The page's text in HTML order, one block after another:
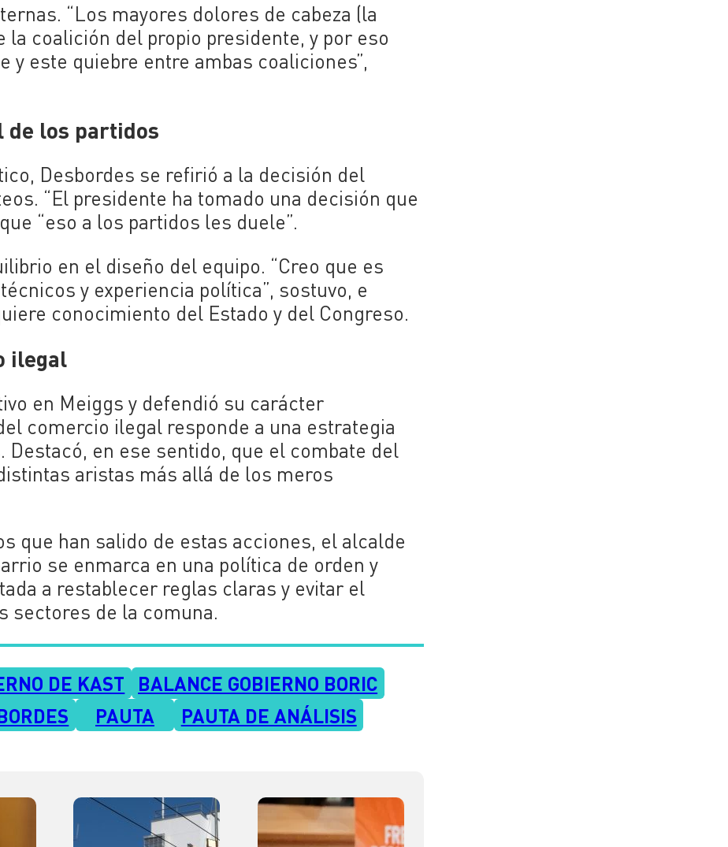
“Los mayores dolores de cabeza (la
la coalición del propio presidente, y por eso
y este quiebre entre ambas coaliciones”,
de los partidos
Desbordes se refirió a la decisión del
“El presidente ha tomado una decisión que
“eso a los partidos les duele”.
en el diseño del equipo. “Creo que es
y experiencia política”, sostuvo, e
conocimiento del Estado y del Congreso.
ilegal
en Meiggs y defendió su carácter
comercio ilegal responde a una estrategia
en ese sentido, que el combate del
aristas más allá de los meros
que han salido de estas acciones, el alcalde
se enmarca en una política de orden y
a restablecer reglas claras y evitar el
sectores de la comuna.
DE KAST
BALANCE GOBIERNO BORIC
PAUTA PAUTA DE ANÁLISIS